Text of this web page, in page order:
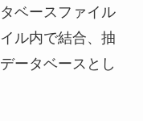
ベースファイル
ル内で結合、抽
ータベースとし